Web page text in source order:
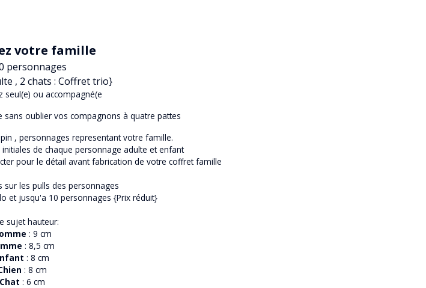
votre famille
personnages
, 2 chats : Coffret trio}
seul(e) ou accompagné(e
oublier vos compagnons à quatre pattes
, personnages representant votre famille.
de chaque personnage adulte et enfant
pour le détail avant fabrication de votre coffret famille
sur les pulls des personnages
et jusqu'a 10 personnages {Prix réduit}
sujet hauteur:
: 9 cm
: 8,5 cm
: 8 cm
: 8 cm
Chat : 6 cm